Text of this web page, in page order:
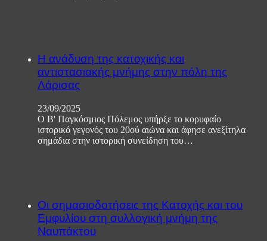
Η ανάδυση της κατοχικής και
αντιστασιακής μνήμης στην πόλη της
Λάρισας
23/09/2025
Ο Β' Παγκόσμιος Πόλεμος υπήρξε το κορυφαίο
ιστορικό γεγονός του 20ού αιώνα και άφησε ανεξίτηλα
σημάδια στην ιστορική συνείδηση του…
Οι σημασιοδοτήσεις της Κατοχής και του
Εμφυλίου στη συλλογική μνήμη της
Ναυπάκτου